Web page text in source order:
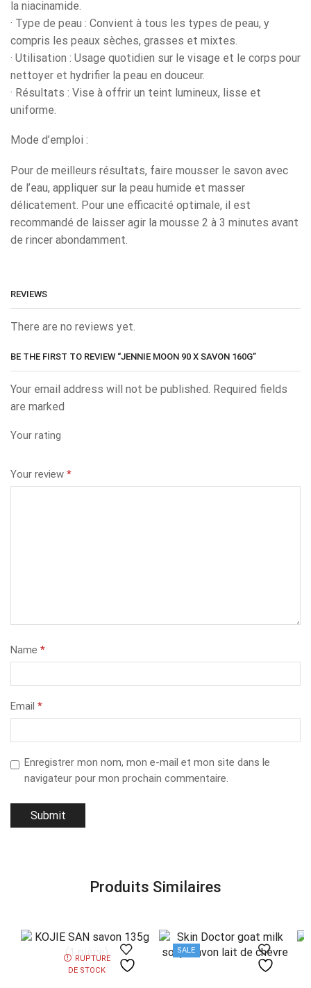
la niacinamide.
· Type de peau : Convient à tous les types de peau, y
compris les peaux sèches, grasses et mixtes.
· Utilisation : Usage quotidien sur le visage et le corps pour
nettoyer et hydrifier la peau en douceur.
· Résultats : Vise à offrir un teint lumineux, lisse et
uniforme.
Mode d’emploi :
Pour de meilleurs résultats, faire mousser le savon avec
de l’eau, appliquer sur la peau humide et masser
délicatement. Pour une efficacité optimale, il est
recommandé de laisser agir la mousse 2 à 3 minutes avant
de rincer abondamment.
REVIEWS
There are no reviews yet.
BE THE FIRST TO REVIEW “JENNIE MOON 90 X SAVON 160G”
Your email address will not be published. Required fields
are marked
Your rating
Your review *
Name *
Email *
Enregistrer mon nom, mon e-mail et mon site dans le
navigateur pour mon prochain commentaire.
Produits Similaires
RUPTURE
DE STOCK
SALE